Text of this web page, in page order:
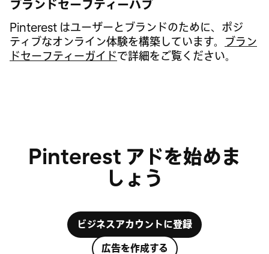
ブランドセーフティーハブ
Pinterest はユーザーとブランドのために、ポジ
ティブなオンライン体験を構築しています。
ブラン
ドセーフティーガイドで詳細をご覧ください。
Pinterest アドを始めま
しょう
ビジネスアカウントに登録
広告を作成する